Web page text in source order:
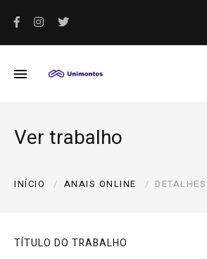
Ver trabalho
INÍCIO ANAIS ONLINE DETALHES
TÍTULO DO TRABALHO